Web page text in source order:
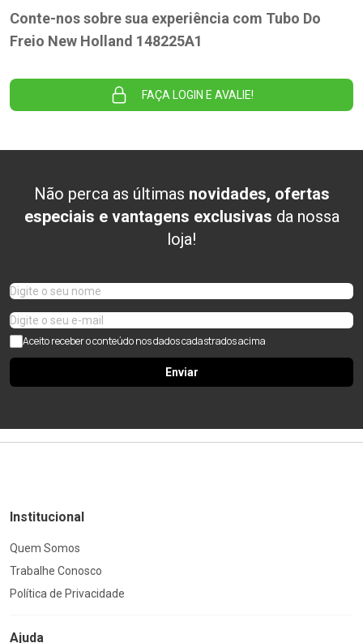
Conte-nos sobre sua experiência com Tubo Do
Freio New Holland 148225A1
FAÇA LOGIN E AVALIE!
Não perca as últimas novidades, ofertas
especiais e vantagens exclusivas da nossa
loja!
Aceito receber o conteúdo nos dados cadastrados acima
Enviar
Institucional
Quem Somos
Trabalhe Conosco
Política de Privacidade
Ajuda